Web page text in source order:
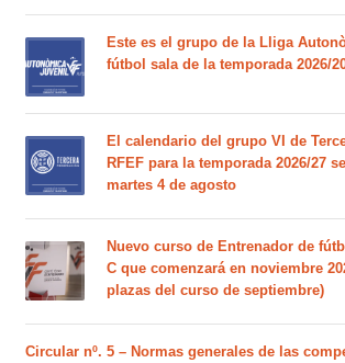
Este es el grupo de la Lliga
fútbol sala de la temporada 2026/
El calendario del grupo VI de
RFEF para la temporada 2026/27
martes 4 de agosto
Nuevo curso de Entrenador de
C que comenzará en noviembre
plazas del curso de septiembre)
Circular nº. 5 – Normas generales de las